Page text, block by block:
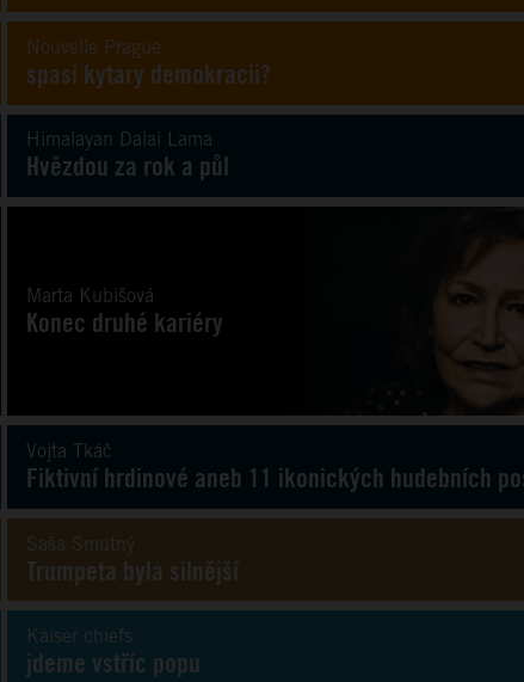
Nouvelle Prague
spasí kytary demokracii?
Himalayan Dalai Lama
Hvězdou za rok a půl
Marta Kubišová
Konec druhé kariéry
Vojta Tkáč
Fiktivní hrdinové aneb 11 ikonických hudebních
Saša Smutný
Trumpeta byla silnější
Kaiser chiefs
jdeme vstříc popu